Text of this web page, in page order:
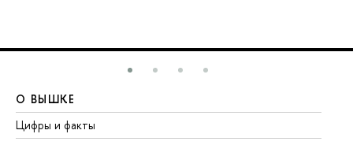
О ВЫШКЕ
Цифры и факты